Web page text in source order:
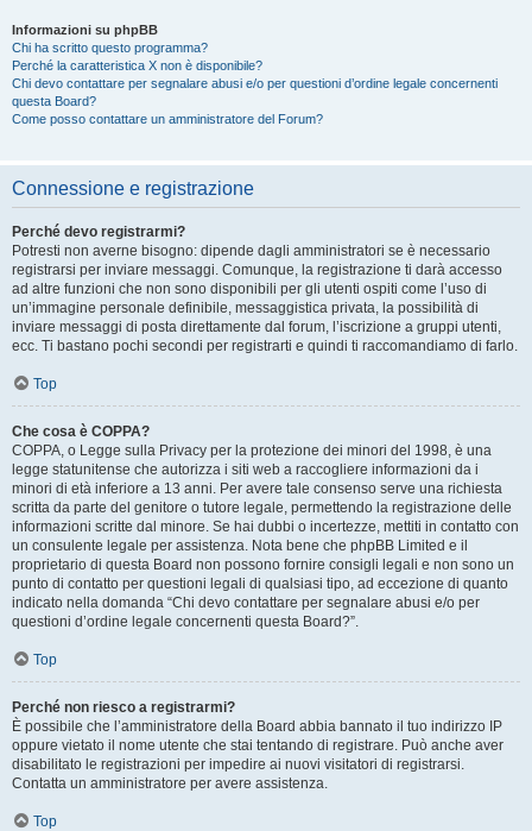
Informazioni su phpBB
Chi ha scritto questo programma?
Perché la caratteristica X non è disponibile?
Chi devo contattare per segnalare abusi e/o per questioni d’ordine legale concernenti
questa Board?
Come posso contattare un amministratore del Forum?
Connessione e registrazione
Perché devo registrarmi?
Potresti non averne bisogno: dipende dagli amministratori se è necessario
registrarsi per inviare messaggi. Comunque, la registrazione ti darà accesso
ad altre funzioni che non sono disponibili per gli utenti ospiti come l’uso di
un’immagine personale definibile, messaggistica privata, la possibilità di
inviare messaggi di posta direttamente dal forum, l’iscrizione a gruppi utenti,
ecc. Ti bastano pochi secondi per registrarti e quindi ti raccomandiamo di farlo.
Top
Che cosa è COPPA?
COPPA, o Legge sulla Privacy per la protezione dei minori del 1998, è una
legge statunitense che autorizza i siti web a raccogliere informazioni da i
minori di età inferiore a 13 anni. Per avere tale consenso serve una richiesta
scritta da parte del genitore o tutore legale, permettendo la registrazione delle
informazioni scritte dal minore. Se hai dubbi o incertezze, mettiti in contatto con
un consulente legale per assistenza. Nota bene che phpBB Limited e il
proprietario di questa Board non possono fornire consigli legali e non sono un
punto di contatto per questioni legali di qualsiasi tipo, ad eccezione di quanto
indicato nella domanda “Chi devo contattare per segnalare abusi e/o per
questioni d’ordine legale concernenti questa Board?”.
Top
Perché non riesco a registrarmi?
È possibile che l’amministratore della Board abbia bannato il tuo indirizzo IP
oppure vietato il nome utente che stai tentando di registrare. Può anche aver
disabilitato le registrazioni per impedire ai nuovi visitatori di registrarsi.
Contatta un amministratore per avere assistenza.
Top